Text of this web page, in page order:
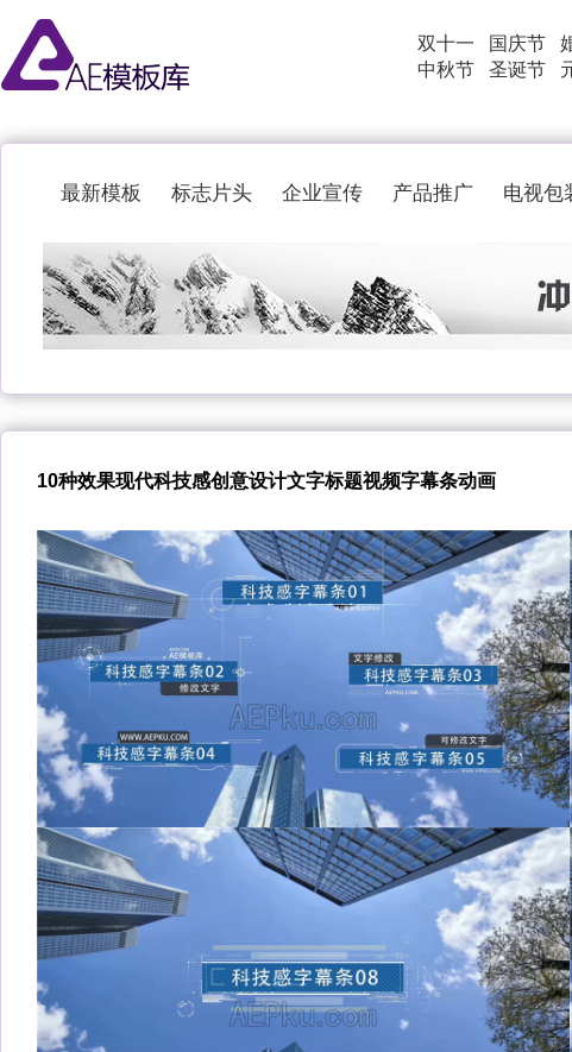
双十一
中秋节
国庆节
圣诞节
最新模板 标志片头 企业宣传 产品推广 电视包
10种效果现代科技感创意设计文字标题视频字幕条动画